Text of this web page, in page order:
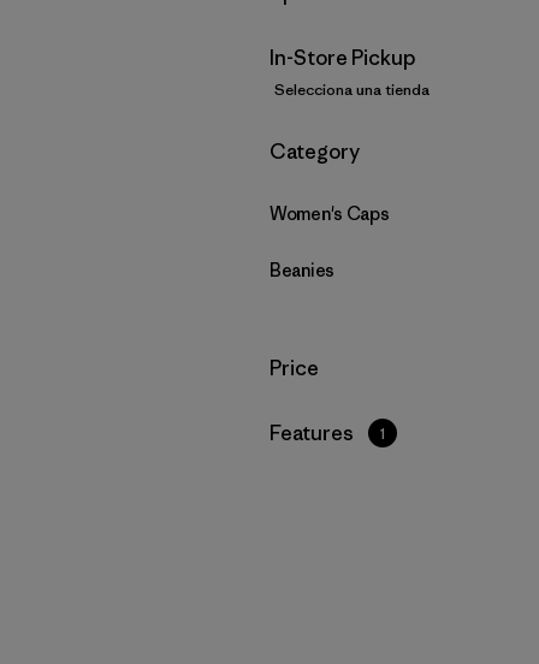
In-Store Pickup
Selecciona una tienda
Filtrar por
Category
Women's Caps
Beanies
Filtrar por
Price
Filtrar por
Features 1